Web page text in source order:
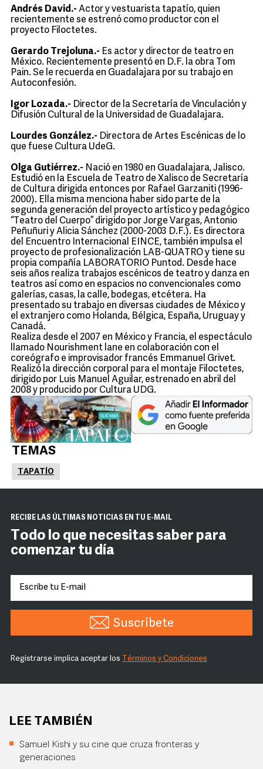
Andrés David.- Actor y vestuarista tapatío, quien
recientemente se estrenó como productor con el
proyecto Filoctetes.
Gerardo Trejoluna.- Es actor y director de teatro en
México. Recientemente presentó en D.F. la obra Tom
Pain. Se le recuerda en Guadalajara por su trabajo en
Autoconfesión.
Igor Lozada.- Director de la Secretaría de Vinculación y
Difusión Cultural de la Universidad de Guadalajara.
Lourdes González.- Directora de Artes Escénicas de lo
que fuese Cultura UdeG.
Olga Gutiérrez.- Nació en 1980 en Guadalajara, Jalisco.
Estudió en la Escuela de Teatro de Xalisco de Secretaría
de Cultura dirigida entonces por Rafael Garzaniti (1996-
2000). Ella misma menciona haber sido parte de la
segunda generación del proyecto artístico y pedagógico
“Teatro del Cuerpo” dirigido por Jorge Vargas, Antonio
Peñuñuri y Alicia Sánchez (2000-2003 D.F.). Es directora
del Encuentro Internacional EINCE, también impulsa el
proyecto de profesionalización LAB-QUATRO y tiene su
propia compañía LABORATORIO Puntod. Desde hace
seis años realiza trabajos escénicos de teatro y danza en
teatros así como en espacios no convencionales como
galerías, casas, la calle, bodegas, etcétera. Ha
presentado su trabajo en diversas ciudades de México y
el extranjero como Holanda, Bélgica, España, Uruguay y
Canadá.
Realiza desde el 2007 en México y Francia, el espectáculo
llamado Nourishment lane en colaboración con el
coreógrafo e improvisador francés Emmanuel Grivet.
Realizó la dirección corporal para el montaje Filoctetes,
dirigido por Luis Manuel Aguilar, estrenado en abril del
2008 y producido por Cultura UDG.
TEMAS
TAPATÍO
RECIBE LAS ÚLTIMAS NOTICIAS EN TU E-MAIL
Todo lo que necesitas saber para
comenzar tu día
Suscríbete
Registrarse implica aceptar los Términos y Condiciones
LEE TAMBIÉN
Samuel Kishi y su cine que cruza fronteras y
generaciones